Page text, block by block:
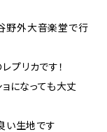
野外大音楽堂で行
プリカです！
になっても大丈
い生地です